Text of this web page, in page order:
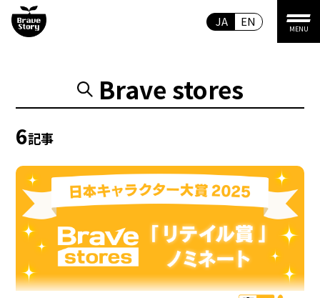
EN
JA
MENU
Brave stores
6記事